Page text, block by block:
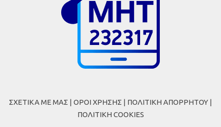
ΣΧΕΤΙΚΑ ΜΕ ΜΑΣ | ΟΡΟΙ ΧΡΗΣΗΣ | ΠΟΛΙΤΙΚΗ ΑΠΟΡΡΗΤΟΥ |
ΠΟΛΙΤΙΚΗ COOKIES